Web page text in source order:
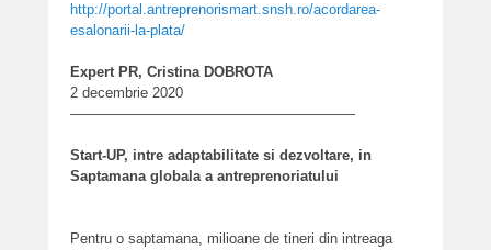
http://portal.antreprenorismart.snsh.ro/acordarea-
esalonarii-la-plata/
Expert PR, Cristina DOBROTA
2 decembrie 2020
————————————————————
Start-UP, intre adaptabilitate si dezvoltare, in
Saptamana globala a antreprenoriatului
Pentru o saptamana, milioane de tineri din intreaga